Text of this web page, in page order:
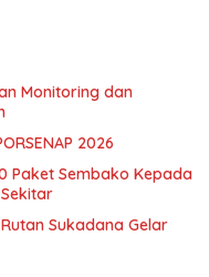
Monitoring dan
2026
Paket Sembako Kepada
Sukadana Gelar